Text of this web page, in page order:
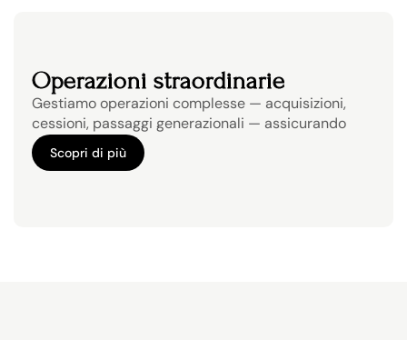
Operazioni straordinarie
Gestiamo operazioni complesse — acquisizioni,
cessioni, passaggi generazionali — assicurando
analisi, precisione e continuità.
Scopri di più
Scopri di più